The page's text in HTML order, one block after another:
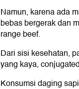
Namun, karena ada
bebas bergerak dan
range beef.
Dari sisi kesehatan,
yang kaya,
Konsumsi daging